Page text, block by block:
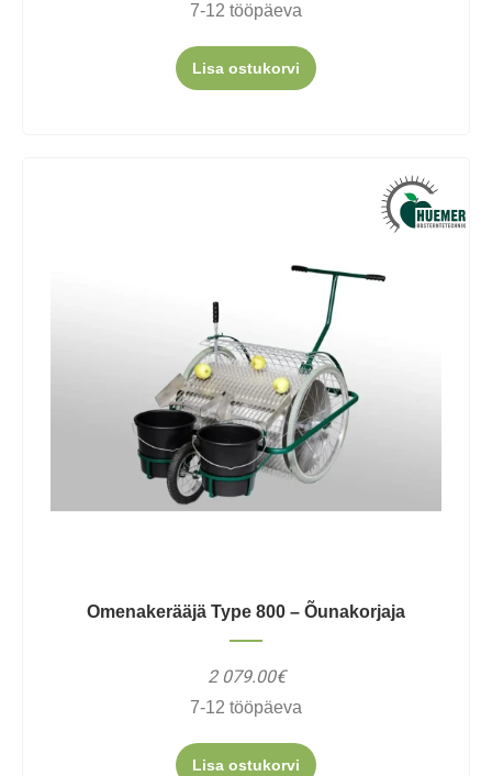
7-12 tööpäeva
Lisa ostukorvi
Omenakerääjä Type 800 – Õunakorjaja
2 079.00€
7-12 tööpäeva
Lisa ostukorvi